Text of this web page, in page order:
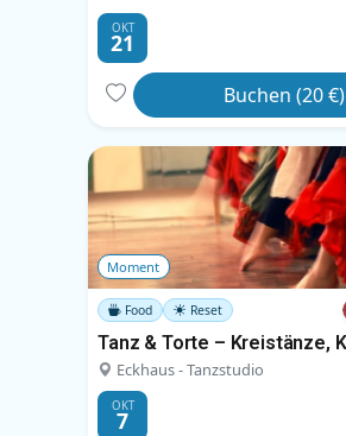
OKT
21
Buchen (20 €)
Moment
Food Reset
Eckhaus - Tanzstudio
OKT
7